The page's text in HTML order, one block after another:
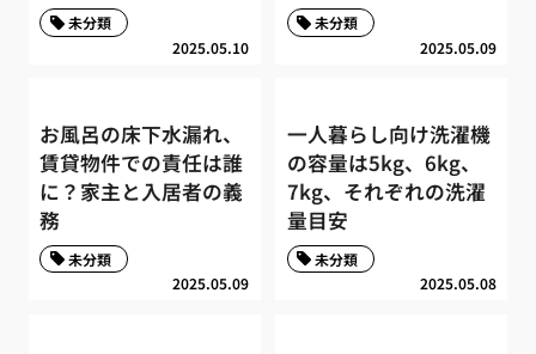
2025.05.10
未分類
2025.05.09
未分類
お風呂の床下水漏れ、
賃貸物件での責任は誰
に？家主と入居者の義
務
2025.05.09
未分類
一人暮らし向け洗濯機
の容量は5kg、6kg、
7kg、それぞれの洗濯
量目安
2025.05.08
未分類